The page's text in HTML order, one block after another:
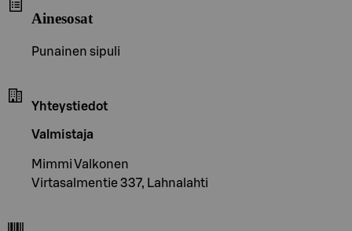
Ainesosat
Punainen sipuli
Yhteystiedot
Valmistaja
Mimmi Valkonen
Virtasalmentie 337, Lahnalahti